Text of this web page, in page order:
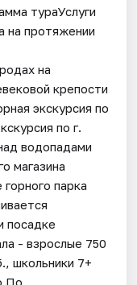
тураУслуги
на протяжении
на
крепости
экскурсия по
по г.
водопадами
магазина
парка
посадке
- взрослые 750
школьники 7+